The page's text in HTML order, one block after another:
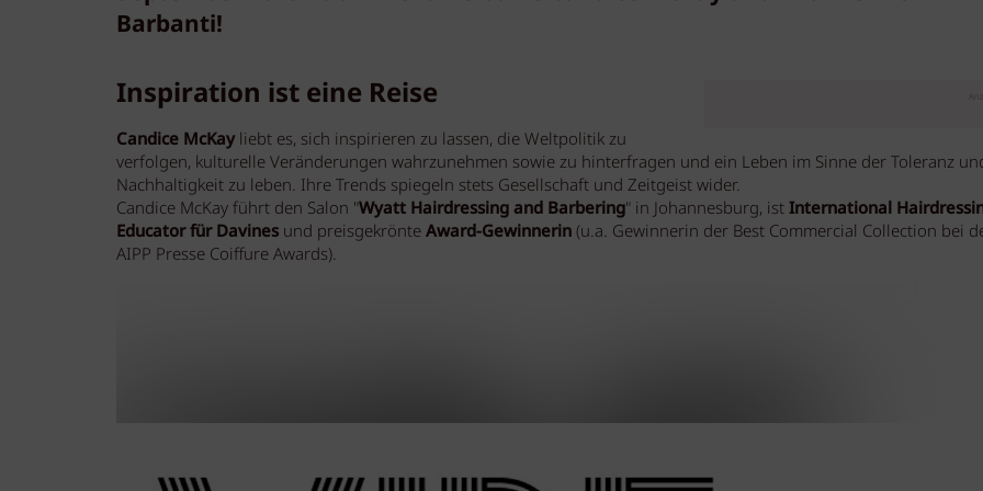
Barbanti!
Inspiration ist eine Reise
Candice McKayliebt es, sich inspirieren zu lassen, die Weltpolitik zu
verfolgen, kulturelle Veränderungen wahrzunehmen sowie zu hinterfragen und ein Leben im Sinne der Toleranz
Nachhaltigkeit zu leben. Ihre Trends spiegeln stets Gesellschaft und Zeitgeist wider.
Candice McKay führt den Salon "Wyatt Hairdressing and Barbering" in Johannesburg, istInternational
Educator für Davinesund preisgekrönteAward-Gewinnerin(u.a. Gewinnerin der Best Commercial Collection bei
AIPP Presse Coiffure Awards).